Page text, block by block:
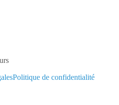
Politique de confidentialité